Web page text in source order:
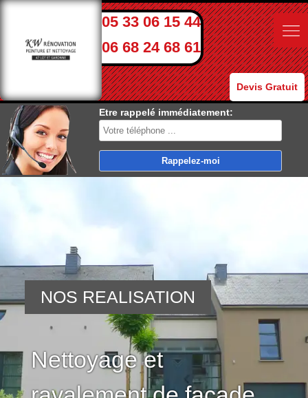
05 33 06 15 44
06 68 24 68 61
Devis Gratuit
Etre rappelé immédiatement:
Nettoyage et
NOS REALISATION